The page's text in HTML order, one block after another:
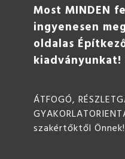
Most MINDEN
ingyenesen
oldalas
kiadványunkat!
ÁTFOGÓ,
szakértőktől Önnek!